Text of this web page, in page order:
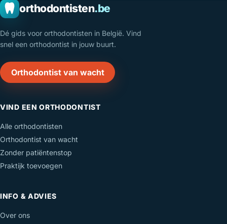
orthodontisten.be
Dé gids voor orthodontisten in België. Vind
snel een orthodontist in jouw buurt.
Orthodontist van wacht
VIND EEN ORTHODONTIST
Alle orthodontisten
Orthodontist van wacht
Zonder patiëntenstop
Praktijk toevoegen
INFO & ADVIES
Over ons